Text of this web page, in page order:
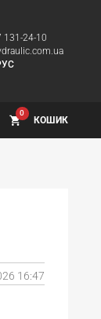
131-24-10
КОШИК
0
16:47